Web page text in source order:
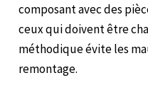
composant avec des
ceux qui doivent être
méthodique évite les
remontage.